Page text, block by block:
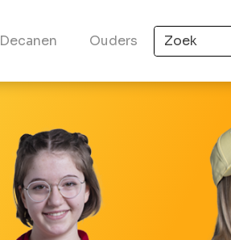
Decanen Ouders